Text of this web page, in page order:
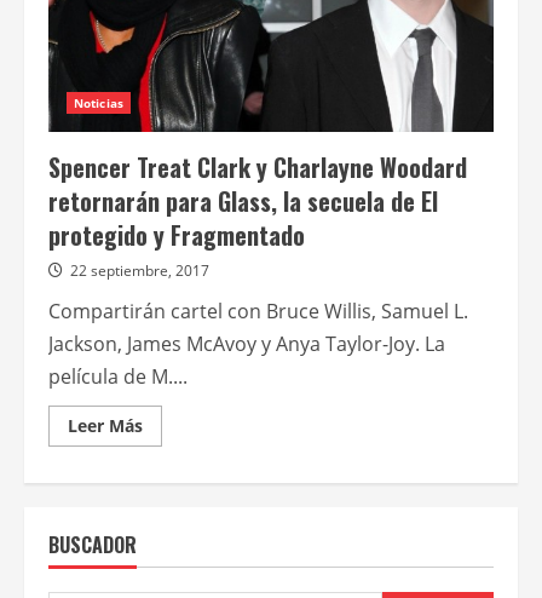
James
McAvoy
en
Glass
Noticias
Spencer Treat Clark y Charlayne Woodard
retornarán para Glass, la secuela de El
protegido y Fragmentado
22 septiembre, 2017
Compartirán cartel con Bruce Willis, Samuel L.
Jackson, James McAvoy y Anya Taylor-Joy. La
película de M....
Leer MásLeer
más
BUSCADOR